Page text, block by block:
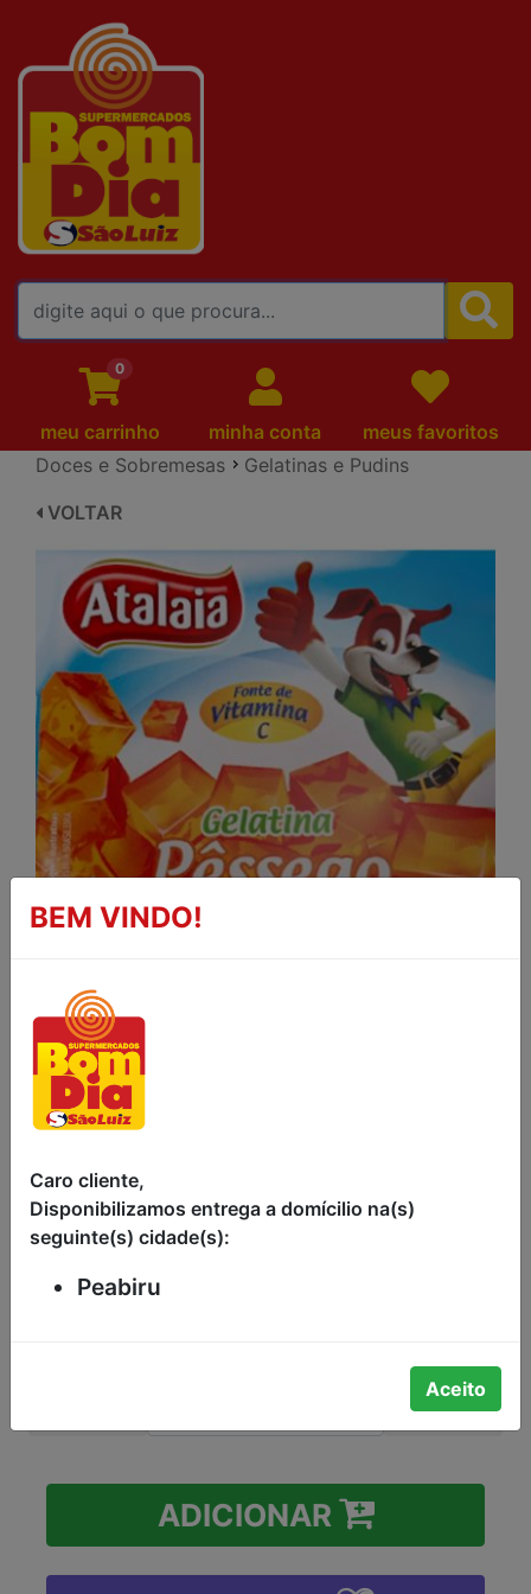
0
meu carrinho minha conta
meus favoritos
Doces e Sobremesas
Gelatinas e Pudins
VOLTAR
GELATINA SABOR
PÊSSEGO ATALAIA 30G
PÓ PARA PREPARO DE GELATINA
SABOR ARTIFICIAL DE PÊSSEGO
COLORIDO E AROMATIZADO
ARTIFICIALMENTE COM FONTE DE
VITAMNINAS "A" "C" "E" ATALAIA
CAIXA 30G
+
ADICIONAR
BEM VINDO!
Caro cliente,
Disponibilizamos entrega a domícilio na(s)
seguinte(s) cidade(s):
Peabiru
Aceito